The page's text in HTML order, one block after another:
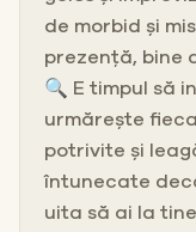
de morbid și
prezență, bine
🔍 E timpul să
urmărește
potrivite și
întunecate
uita să ai la